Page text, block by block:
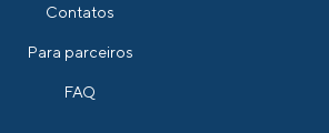
Contatos
Para parceiros
FAQ